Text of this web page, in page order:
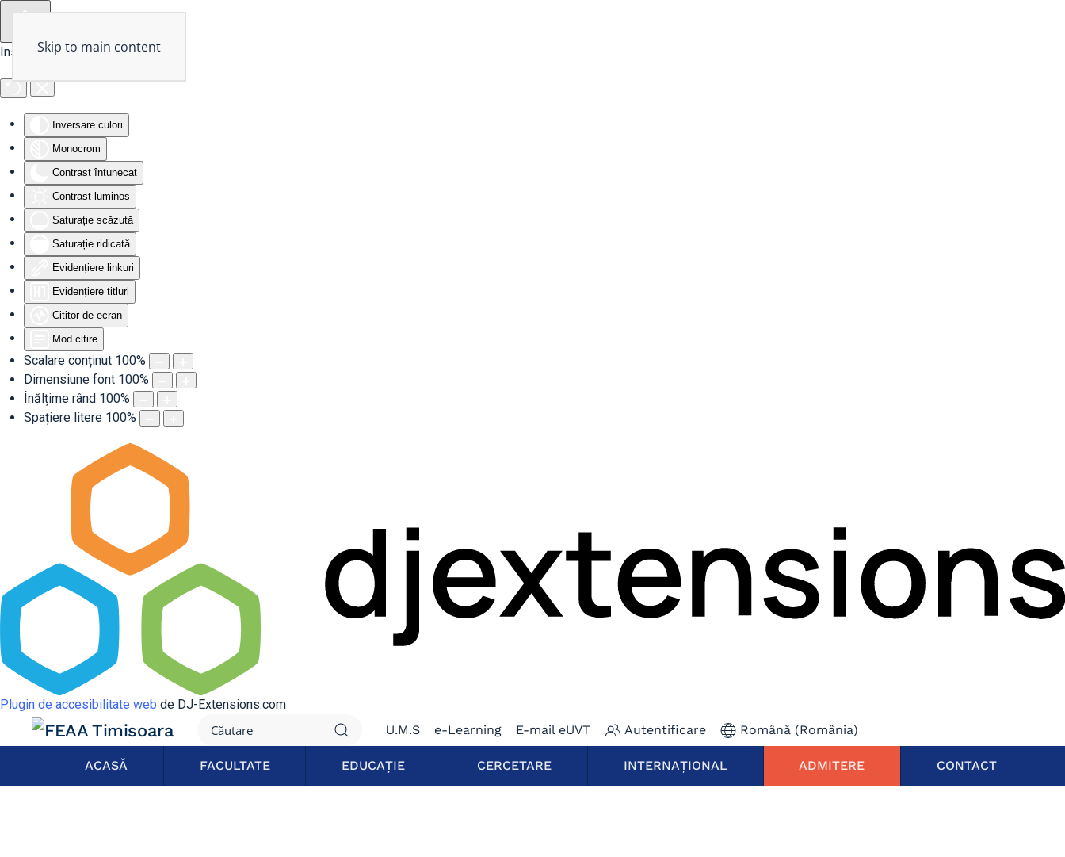
Instrumente de accesibilitate
Inversare culori
Monocrom
Contrast întunecat
Contrast luminos
Saturație scăzută
Saturație ridicată
Evidențiere linkuri
Evidențiere titluri
Cititor de ecran
Mod citire
Scalare conținut 100%
Dimensiune font 100%
Înălțime rând 100%
Spațiere litere 100%
Plugin de accesibilitate web de DJ-Extensions.com
Skip to main content
U.M.S e-Learning E-mail eUVT Autentificare Română (România)
ACASĂ FACULTATE EDUCAȚIE CERCETARE INTERNAȚIONAL ADMITERE CONTACT